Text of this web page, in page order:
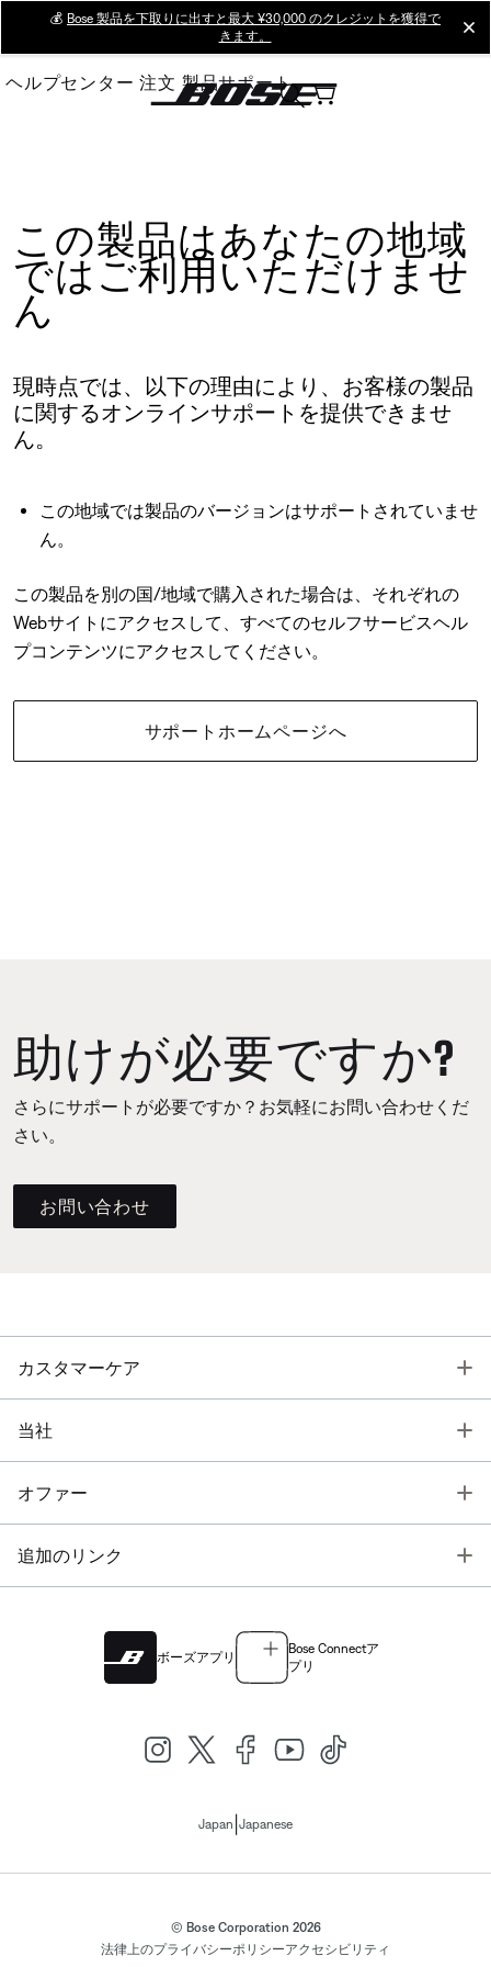
Main
💰 Bose 製品を下取りに出すと最大 ¥30,000 のクレジットを獲得で
きます。
ヘルプセンター 注文 製品サポート
この製品はあなたの地域
ではご利用いただけませ
ん
現時点では、以下の理由により、お客様の製品
に関するオンラインサポートを提供できませ
ん。
この地域では製品のバージョンはサポートされていませ
ん。
この製品を別の国/地域で購入された場合は、それぞれの
Webサイトにアクセスして、すべてのセルフサービスヘル
プコンテンツにアクセスしてください。
サポートホームページへ
助けが必要ですか?
さらにサポートが必要ですか？お気軽にお問い合わせくだ
さい。
お問い合わせ
カスタマーケア
当社
オファー
追加のリンク
ボーズアプリ
Bose Connectア
プリ
Japan Japanese
© Bose Corporation 2026
法律上のプライバシーポリシーアクセシビリティ